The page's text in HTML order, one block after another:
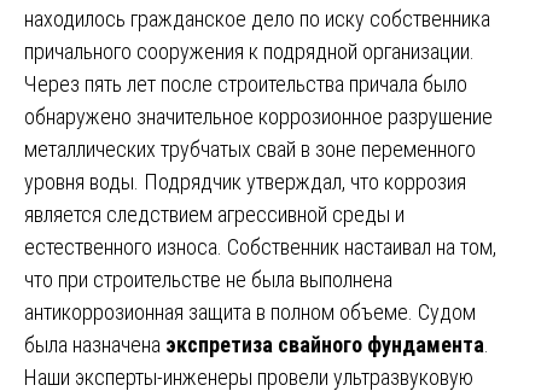
находилось гражданское дело по иску собственника
причального сооружения к подрядной организации.
Через пять лет после строительства причала было
обнаружено значительное коррозионное разрушение
металлических трубчатых свай в зоне переменного
уровня воды. Подрядчик утверждал, что коррозия
является следствием агрессивной среды и
естественного износа. Собственник настаивал на том,
что при строительстве не была выполнена
антикоррозионная защита в полном объеме. Судом
была назначена экспретиза свайного фундамента
Наши эксперты-инженеры провели ультразвуковую